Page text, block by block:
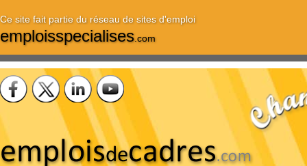
Ce site fait partie du réseau de sites d'emploi
emploisspecialises.com